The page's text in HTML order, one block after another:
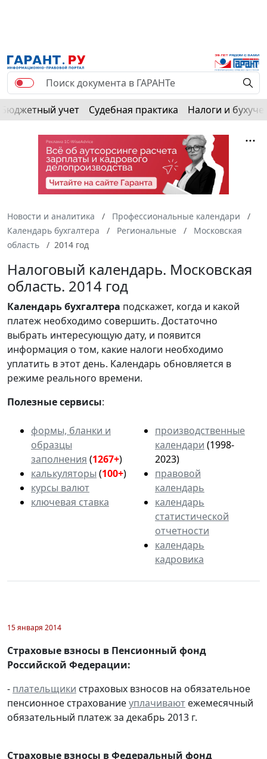
Бюджетный учет Судебная практика Налоги и
Новости и аналитика
Профессиональные календари
Календарь бухгалтера
Региональные
Московская
область
2014 год
Налоговый календарь. Московская
область. 2014 год
Календарьбухгалтера подскажет, когда и какой
платеж необходимо совершить. Достаточно
выбрать интересующую дату, и появится
информация о том, какие налоги необходимо
уплатить в этот день. Календарь обновляется в
режиме реального времени.
Полезные сервисы:
формы, бланки и
образцы
заполнения (1267+)
калькуляторы (100+)
курсы валют
ключевая ставка
производственные
календари (1998-
2023)
правовой
календарь
календарь
статистической
отчетности
календарь
кадровика
15 января 2014
Страховые взносы в Пенсионный фонд
Российской Федерации:
- плательщики страховых взносов на обязательное
пенсионное страхованиеуплачивают ежемесячный
обязательный платеж за декабрь 2013 г.
Страховые взносы в Федеральный фонд